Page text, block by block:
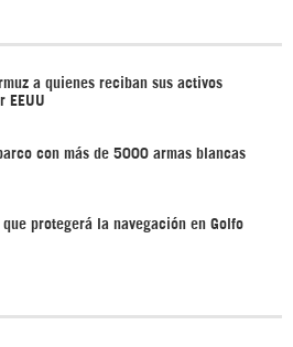
a quienes reciban sus activos
EEUU
con más de 5000 armas blancas
que protegerá la navegación en Golfo